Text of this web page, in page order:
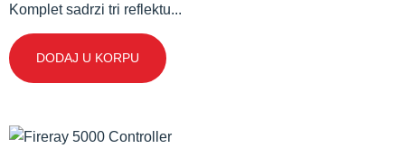
Komplet sadrzi tri reflektu...
DODAJ U KORPU